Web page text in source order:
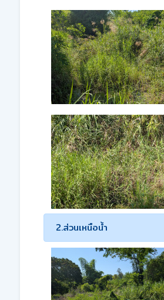
2.ส่วนเหนือน้ำ